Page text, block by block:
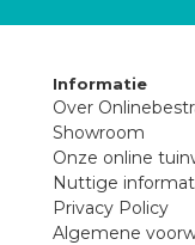
Informatie
Over
Showroom
Onze online
Nuttige
Privacy Policy
Algemene